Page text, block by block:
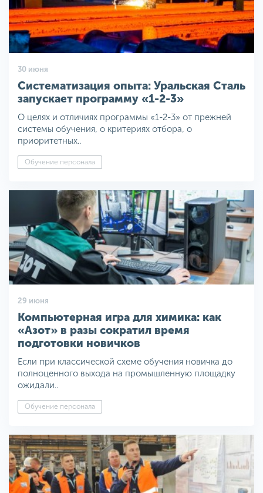
30 июня
Систематизация опыта: Уральская Сталь
запускает программу «1-2-3»
О целях и отличиях программы «1-2-3» от прежней
системы обучения, о критериях отбора, о
приоритетных..
Обучение персонала
29 июня
Компьютерная игра для химика: как
«Азот» в разы сократил время
подготовки новичков
Если при классической схеме обучения новичка до
полноценного выхода на промышленную площадку
ожидали..
Обучение персонала